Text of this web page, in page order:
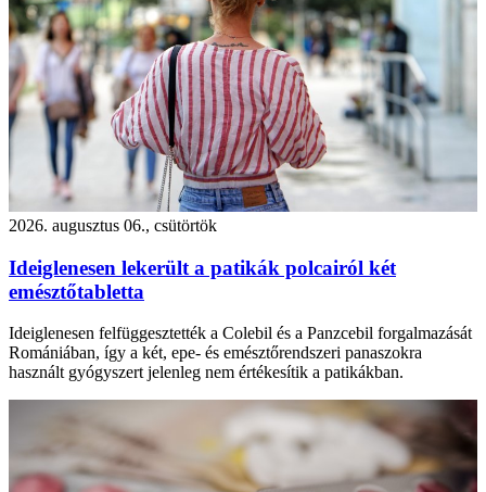
2026. augusztus 06., csütörtök
Ideiglenesen lekerült a patikák polcairól két
emésztőtabletta
Ideiglenesen felfüggesztették a Colebil és a Panzcebil forgalmazását
Romániában, így a két, epe- és emésztőrendszeri panaszokra
használt gyógyszert jelenleg nem értékesítik a patikákban.